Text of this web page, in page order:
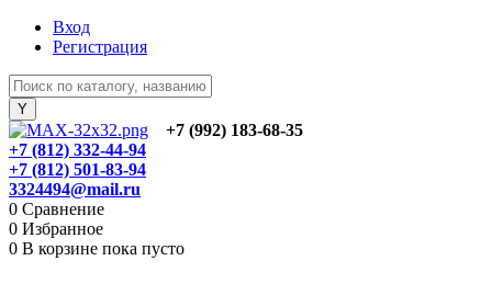
Вход
Регистрация
+7 (992) 183-68-35
+7 (812) 332-44-94
+7 (812) 501-83-94
3324494@mail.ru
0 Сравнение
0 Избранное
0 В корзине пока пусто